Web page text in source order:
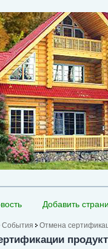
Добавить
События Отмена